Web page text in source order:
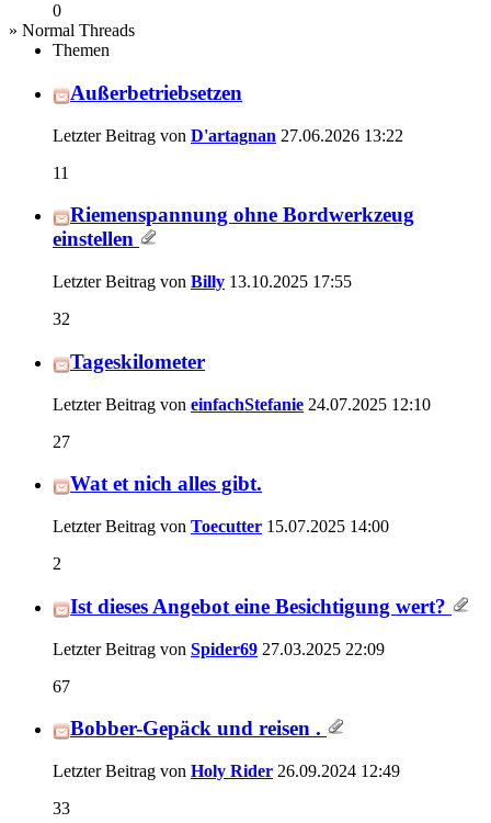
0
» Normal Threads
Themen
Außerbetriebsetzen
Letzter Beitrag von D'artagnan 27.06.2026 13:22
11
Riemenspannung ohne Bordwerkzeug
einstellen
Letzter Beitrag von Billy 13.10.2025 17:55
32
Tageskilometer
Letzter Beitrag von einfachStefanie 24.07.2025 12:10
27
Wat et nich alles gibt.
Letzter Beitrag von Toecutter 15.07.2025 14:00
2
Ist dieses Angebot eine Besichtigung wert?
Letzter Beitrag von Spider69 27.03.2025 22:09
67
Bobber-Gepäck und reisen .
Letzter Beitrag von Holy Rider 26.09.2024 12:49
33